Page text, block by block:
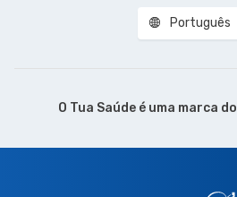
Português
O Tua Saúde é uma marca do